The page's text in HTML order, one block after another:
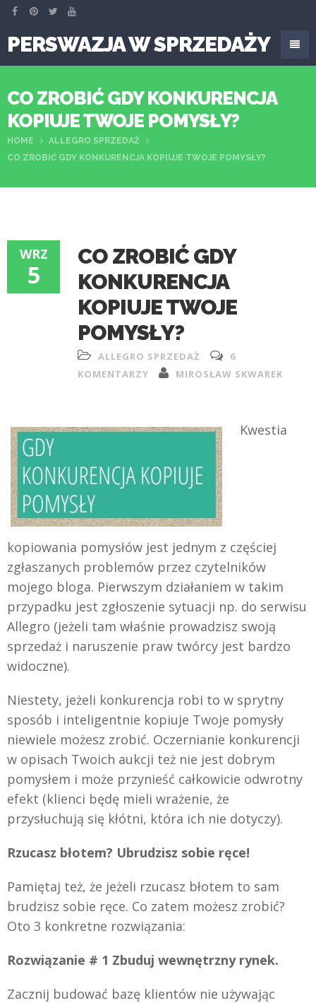
PERSWAZJA W SPRZEDAŻY
CO ZROBIĆ GDY KONKURENCJA
KOPIUJE TWOJE POMYSŁY?
HOME
ALLEGRO SPRZEDAŻ
CO ZROBIĆ GDY KONKURENCJA KOPIUJE TWOJE POMYSŁY?
WRZ
5
CO ZROBIĆ GDY
KONKURENCJA
KOPIUJE TWOJE
POMYSŁY?
ALLEGRO SPRZEDAŻ
6
KOMENTARZY
MIROSŁAW SKWAREK
Kwestia
kopiowania pomysłów jest jednym z częściej
zgłaszanych problemów przez czytelników
mojego bloga. Pierwszym działaniem w takim
przypadku jest zgłoszenie sytuacji np. do serwisu
Allegro (jeżeli tam właśnie prowadzisz swoją
sprzedaż i naruszenie praw twórcy jest bardzo
widoczne).
Niestety, jeżeli konkurencja robi to w sprytny
sposób i inteligentnie kopiuje Twoje pomysły
niewiele możesz zrobić. Oczernianie konkurencji
w opisach Twoich aukcji też nie jest dobrym
pomysłem i może przynieść całkowicie odwrotny
efekt (klienci będę mieli wrażenie, że
przysłuchują się kłótni, która ich nie dotyczy).
Rzucasz błotem? Ubrudzisz sobie ręce!
Pamiętaj też, że jeżeli rzucasz błotem to sam
brudzisz sobie ręce. Co zatem możesz zrobić?
Oto 3 konkretne rozwiązania:
Rozwiązanie # 1 Zbuduj wewnętrzny rynek.
Zacznij budować bazę klientów nie używając